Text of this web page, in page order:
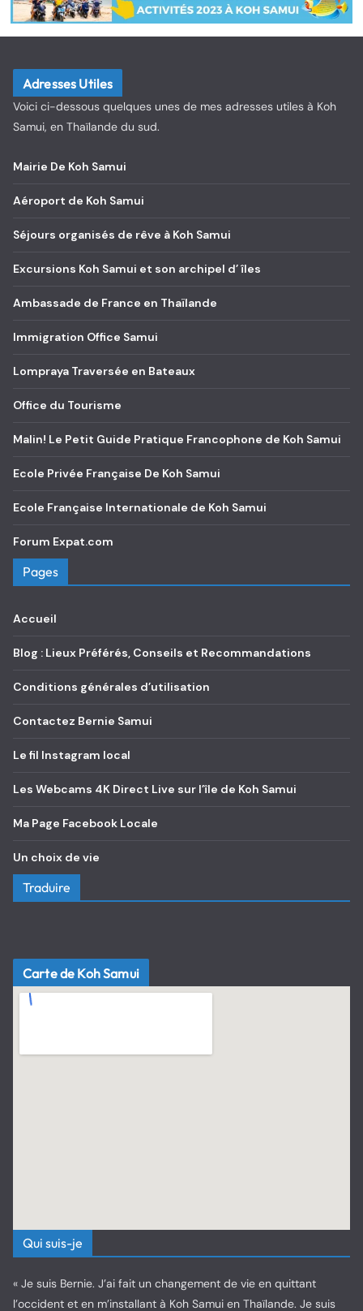
Adresses Utiles
Voici ci-dessous quelques unes de mes adresses utiles à Koh
Samui, en Thaïlande du sud.
Mairie De Koh Samui
Aéroport de Koh Samui
Séjours organisés de rêve à Koh Samui
Excursions Koh Samui et son archipel d’ îles
Ambassade de France en Thaïlande
Immigration Office Samui
Lompraya Traversée en Bateaux
Office du Tourisme
Malin! Le Petit Guide Pratique Francophone de Koh Samui
Ecole Privée Française De Koh Samui
Ecole Française Internationale de Koh Samui
Forum Expat.com
Pages
Accueil
Blog : Lieux Préférés, Conseils et Recommandations
Conditions générales d’utilisation
Contactez Bernie Samui
Le fil Instagram local
Les Webcams 4K Direct Live sur l’île de Koh Samui
Ma Page Facebook Locale
Un choix de vie
Traduire
Carte de Koh Samui
Qui suis-je
« Je suis Bernie. J’ai fait un changement de vie en quittant
l’occident et en m’installant à Koh Samui en Thaïlande. Je suis